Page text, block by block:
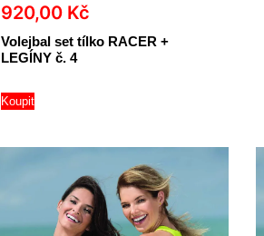
920,00 Kč
Volejbal set tílko RACER +
LEGÍNY č. 4
Koupit